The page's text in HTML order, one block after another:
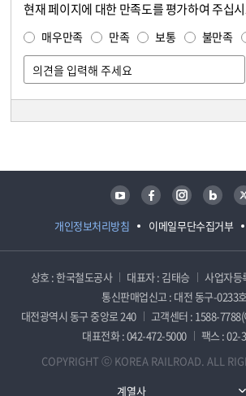
현재 페이지에 대한 만족도를 평가하여 주십
매우만족 만족 보통 불만족
개인정보처리방침 이메일무단수집거부
유튜브 페이스북 인스타그램 블로그 트위터
상호 : 한국철도공사 대표자 : 김태승
사업자등
통신판매업신고 : 대전 동구-0233호
대전광역시 동구 중앙로 240
고객센터 : 1588-
대표전화 : 042-472-5000
팩스 : 02-
COPYRIGHT ⓒ KOREA RAILROAD. ALL
계열사